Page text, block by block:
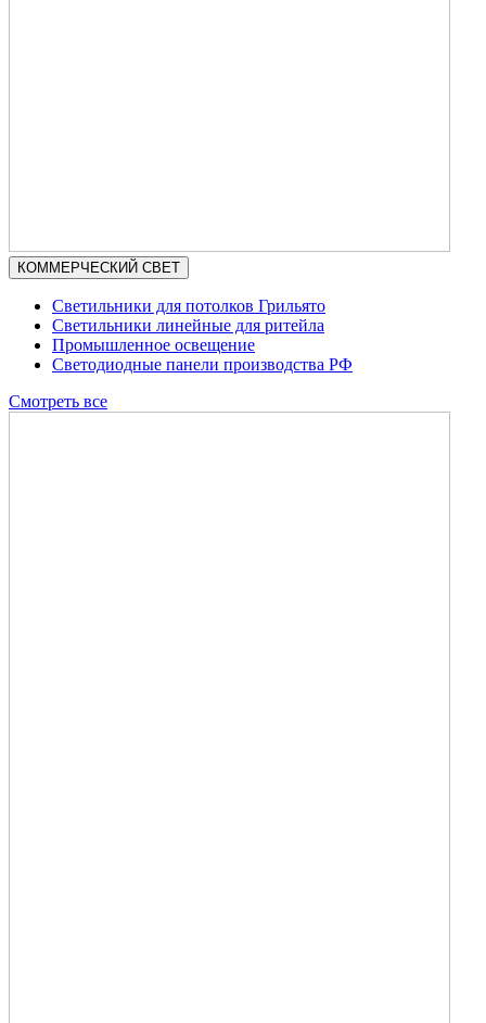
КОММЕРЧЕСКИЙ СВЕТ
Светильники для потолков Грильято
Светильники линейные для ритейла
Промышленное освещение
Светодиодные панели производства РФ
Смотреть все